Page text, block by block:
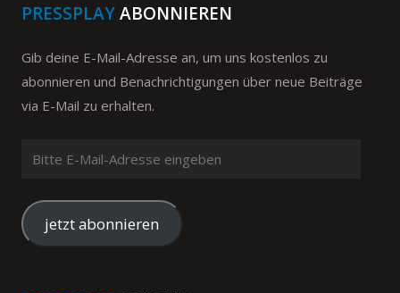
PRESSPLAYABONNIEREN
Gib deine E-Mail-Adresse an, um uns kostenlos zu
abonnieren und Benachrichtigungen über neue Beiträge
via E-Mail zu erhalten.
Mail-
Adresse
eingeben
jetzt abonnieren